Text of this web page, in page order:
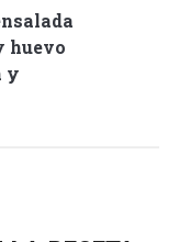
huevo
y